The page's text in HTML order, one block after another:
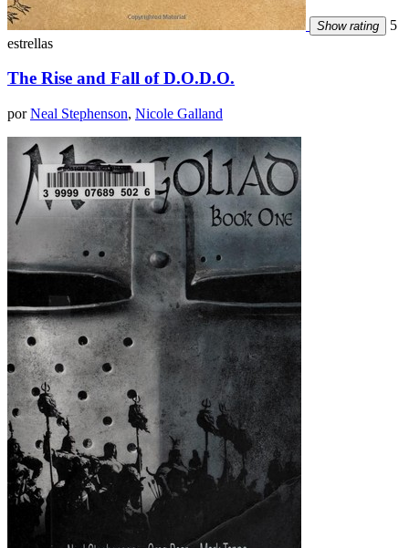
Show rating
5
estrellas
The Rise and Fall of D.O.D.O.
porNeal Stephenson, Nicole Galland